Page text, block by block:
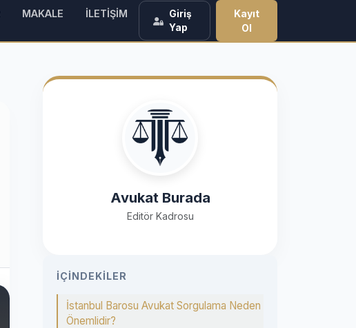
MAKALE İLETİŞİM
Giriş
Yap
Kayıt
Ol
Avukat Burada
Editör Kadrosu
İÇINDEKILER
İstanbul Barosu Avukat Sorgulama Neden
Önemlidir?